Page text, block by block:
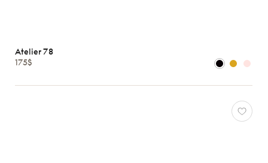
Atelier 78
175$